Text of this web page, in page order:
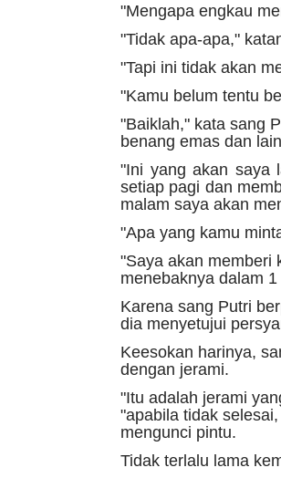
"Mengapa engkau
"Tidak apa-apa,"
"Tapi ini tidak akan
"Kamu belum tentu
"Baiklah," kata sang
benang emas dan
"Ini yang akan saya
setiap pagi dan
malam saya akan
"Apa yang kamu
"Saya akan memberi
menebaknya dalam
Karena sang Putri
dia menyetujui
Keesokan harinya,
dengan jerami.
"Itu adalah jerami
"apabila tidak
mengunci pintu.
Tidak terlalu lama